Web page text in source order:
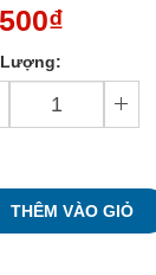
THÊM VÀO GIỎ